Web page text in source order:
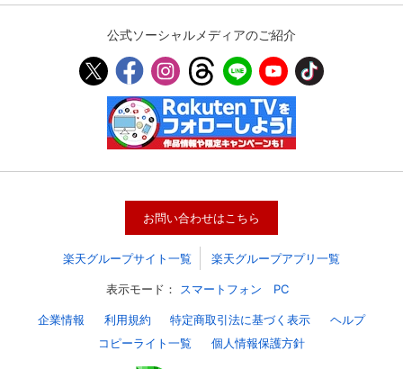
公式ソーシャルメディアのご紹介
お問い合わせはこちら
楽天グループサイト一覧 楽天グループアプリ一覧
表示モード： スマートフォン PC
企業情報 利用規約 特定商取引法に基づく表示
ヘルプ
コピーライト一覧
個人情報保護方針